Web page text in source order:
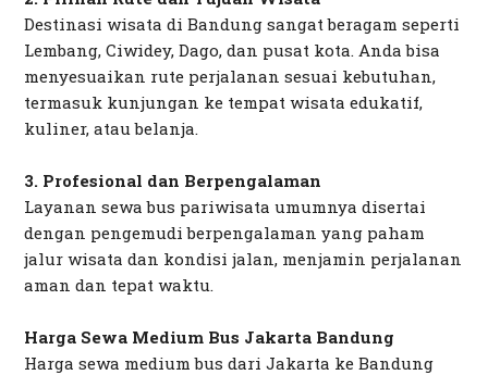
Destinasi wisata di Bandung sangat beragam seperti
Lembang, Ciwidey, Dago, dan pusat kota. Anda bisa
menyesuaikan rute perjalanan sesuai kebutuhan,
termasuk kunjungan ke tempat wisata edukatif,
kuliner, atau belanja.
3. Profesional dan Berpengalaman
Layanan sewa bus pariwisata umumnya disertai
dengan pengemudi berpengalaman yang paham
jalur wisata dan kondisi jalan, menjamin perjalanan
aman dan tepat waktu.
Harga Sewa Medium Bus Jakarta Bandung
Harga sewa medium bus dari Jakarta ke Bandung